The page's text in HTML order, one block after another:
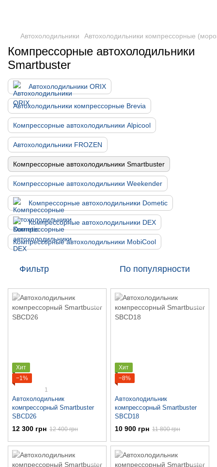
Автохолодильники Автохолодильники компрессорные
Компрессорные автохолодильники
Smartbuster
Автохолодильники ORIX
Автохолодильники компрессорные Brevia
Компрессорные автохолодильники Alpicool
Автохолодильники FROZEN
Компрессорные автохолодильники Smartbuster
Компрессорные автохолодильники Weekender
Компрессорные автохолодильники Dometic
Компрессорные автохолодильники DEX
Компрессорные автохолодильники MobiCool
Фильтр По популярности
Хит
−1%
1
Автохолодильник
компрессорный Smartbuster
SBCD26
12 300 грн 12 400 грн
Хит
−8%
Автохолодильник
компрессорный Smartbuster
SBCD18
10 900 грн 11 800 грн